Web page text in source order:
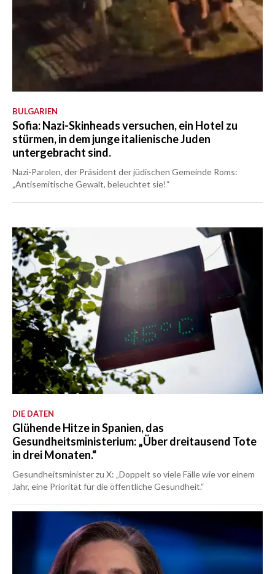
BULGARIEN
Sofia: Nazi-Skinheads versuchen, ein Hotel zu
stürmen, in dem junge italienische Juden
untergebracht sind.
Nazi-Parolen, der Präsident der jüdischen Gemeinde Roms:
„Antisemitische Gewalt, beleuchtet sie!“
DIE DATEN
Glühende Hitze in Spanien, das
Gesundheitsministerium: „Über dreitausend Tote
in drei Monaten.“
Gesundheitsminister zu X: „Doppelt so viele Fälle wie vor einem
Jahr, eine Priorität für die öffentliche Gesundheit.“